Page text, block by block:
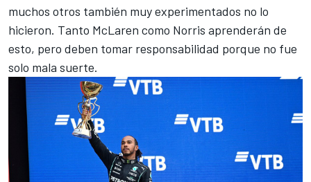
muchos otros también muy experimentados no lo
hicieron. Tanto McLaren como Norris aprenderán de
esto, pero deben tomar responsabilidad porque no fue
solo mala suerte.